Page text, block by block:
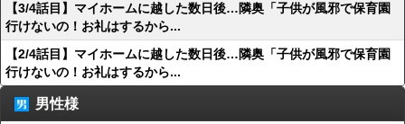
【3/4話目】マイホームに越した数日後…隣奥「子供が風邪で保育園
行けないの！お礼はするから...
【2/4話目】マイホームに越した数日後…隣奥「子供が風邪で保育園
行けないの！お礼はするから...
男性様